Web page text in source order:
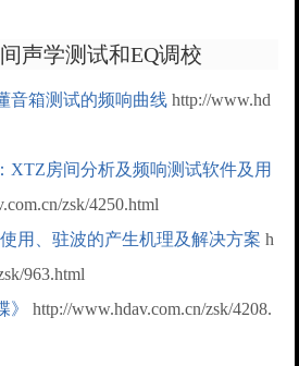
声学测试和EQ调校
音箱测试的频响曲线 http://www.hd
XTZ房间分析及频响测试软件及用
zsk/4250.html
用、驻波的产生机理及解决方案 h
963.html
》
http://www.hdav.com.cn/zsk/4208.